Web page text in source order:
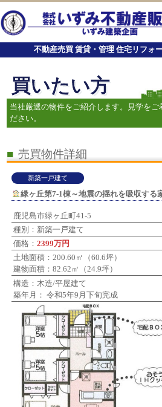
不動産売買 賃貸・管理 住宅リフォ
買いたい方
当社厳選の物件をご紹介します。見学をご
ださい。
■ 売買物件詳細
新築一戸建て
緑ヶ丘第7-1棟～地震の揺れを吸収する
鹿児島市緑ヶ丘町41-5
種別：新築一戸建て
価格：2399万円
土地面積：200.60㎡（60.6坪）
建物面積：82.62㎡（24.9坪）
構造：木造/平屋建て
築年月： 令和5年9月下旬完成